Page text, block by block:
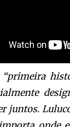
“primeira
juntos.